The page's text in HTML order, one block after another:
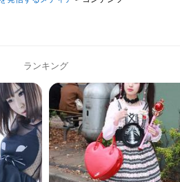
ランキング